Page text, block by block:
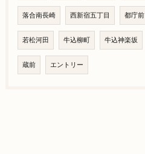
落合南長崎 西新宿五丁目 都庁前
若松河田 牛込柳町 牛込神楽坂
蔵前 エントリー